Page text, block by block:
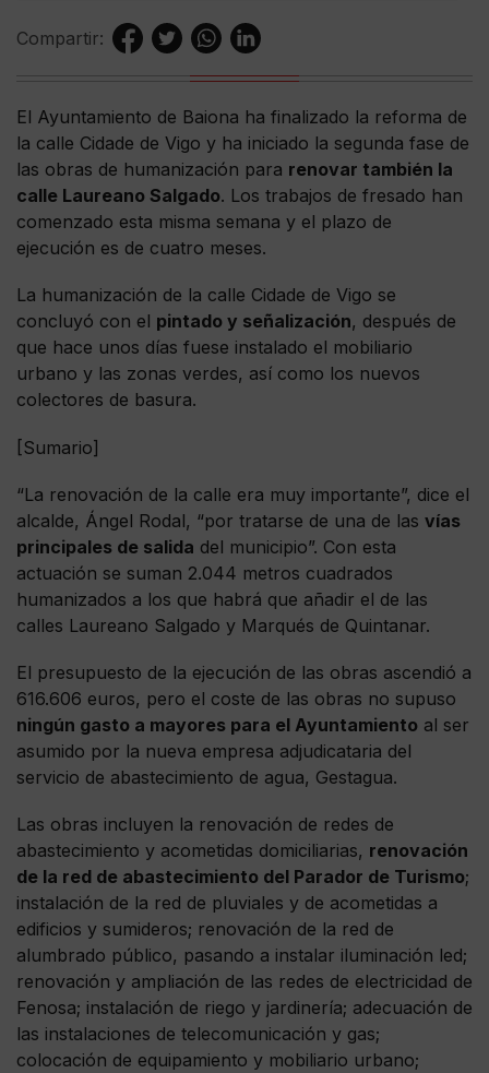
Compartir:
El Ayuntamiento de Baiona ha finalizado la reforma de
la calle Cidade de Vigo y ha iniciado la segunda fase de
las obras de humanización para renovar también la
calle Laureano Salgado. Los trabajos de fresado han
comenzado esta misma semana y el plazo de
ejecución es de cuatro meses.
La humanización de la calle Cidade de Vigo se
concluyó con el pintado y señalización, después de
que hace unos días fuese instalado el mobiliario
urbano y las zonas verdes, así como los nuevos
colectores de basura.
[Sumario]
“La renovación de la calle era muy importante”, dice el
alcalde, Ángel Rodal, “por tratarse de una de las vías
principales de salida del municipio”. Con esta
actuación se suman 2.044 metros cuadrados
humanizados a los que habrá que añadir el de las
calles Laureano Salgado y Marqués de Quintanar.
El presupuesto de la ejecución de las obras ascendió a
616.606 euros, pero el coste de las obras no supuso
ningún gasto a mayores para el Ayuntamiento al ser
asumido por la nueva empresa adjudicataria del
servicio de abastecimiento de agua, Gestagua.
Las obras incluyen la renovación de redes de
abastecimiento y acometidas domiciliarias, renovación
de la red de abastecimiento del Parador de Turismo;
instalación de la red de pluviales y de acometidas a
edificios y sumideros; renovación de la red de
alumbrado público, pasando a instalar iluminación led;
renovación y ampliación de las redes de electricidad de
Fenosa; instalación de riego y jardinería; adecuación de
las instalaciones de telecomunicación y gas;
colocación de equipamiento y mobiliario urbano;